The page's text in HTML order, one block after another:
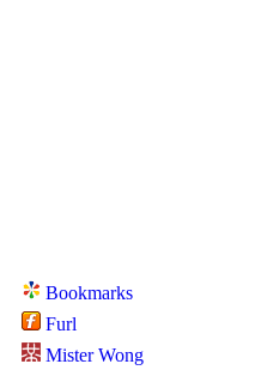
Bookmarks
Furl
Mister Wong